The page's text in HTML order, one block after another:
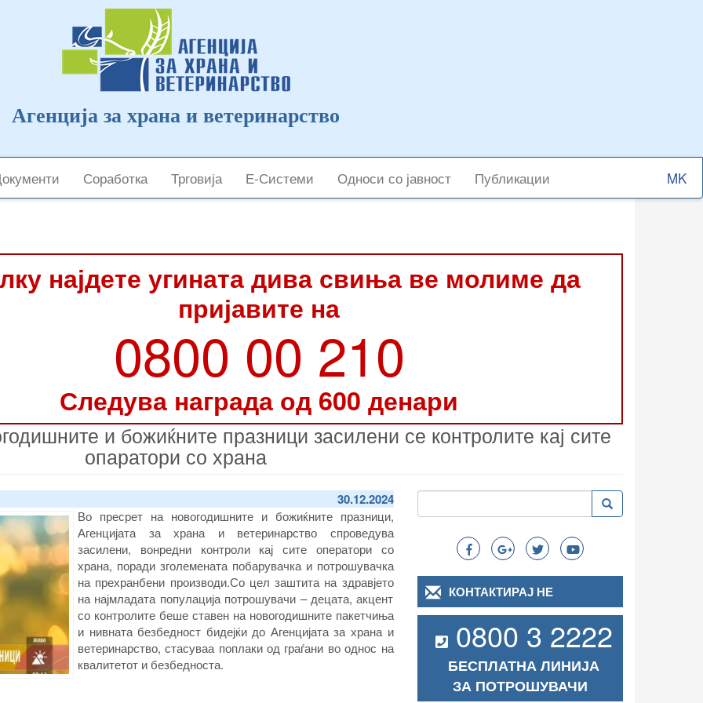
Агенција за храна и ветеринарство
Соработка Трговија Е-Системи Односи со јавност Публикации
Select
your
најдете угината дива свиња ве молиме да
пријавите на
0800 00 210
Следува награда од 600 денари
и божиќните празници засилени се контролите кај сите
опаратори со храна
30.12.2024
Во пресрет на новогодишните и божиќните празници,
Агенцијата за храна и ветеринарство спроведува
засилени, вонредни контроли кај сите оператори со
храна, поради зголемената побарувачка и потрошувачка
на прехранбени производи.Со цел заштита на здравјето
на најмладата популација потрошувачи – децата, акцент
со контролите беше ставен на новогодишните пакетчиња
и нивната безбедност бидејќи до Агенцијата за храна и
ветеринарство, стасуваа поплаки од граѓани во однос на
квалитетот и безбедноста.
Search
Пребарување Пребарување
КОНТАКТИРАЈ НЕ
0800 3 2222
БЕСПЛАТНА ЛИНИЈА
ЗА ПОТРОШУВАЧИ